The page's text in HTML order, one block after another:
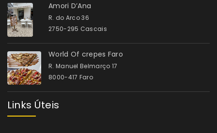
Amori D’Ana
R. do Arco 36
2750-295 Cascais
World Of crepes Faro
R. Manuel Belmarço 17
8000-417 Faro
Links Úteis